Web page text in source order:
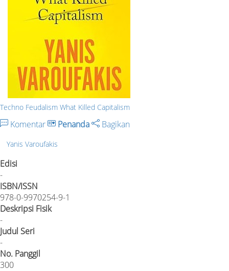
Techno Feudalism What Killed Capitalism
Komentar Penanda Bagikan
Yanis Varoufakis
Edisi
-
ISBN/ISSN
978-0-9970254-9-1
Deskripsi Fisik
-
Judul Seri
-
No. Panggil
300